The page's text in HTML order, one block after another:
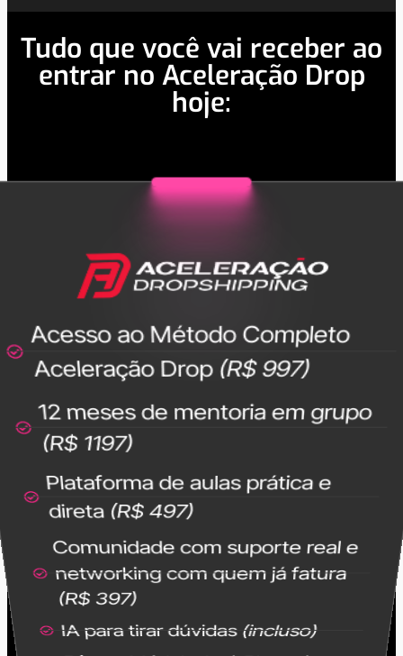
Tudo que você vai receber ao
entrar no Aceleração Drop
hoje:
Acesso ao Método Completo
Aceleração Drop (R$ 997)
12 meses de mentoria em grupo
(R$ 1197)
Plataforma de aulas prática e
direta (R$ 497)
Comunidade com suporte real e
networking com quem já fatura
(R$ 397)
IA para tirar dúvidas (incluso)